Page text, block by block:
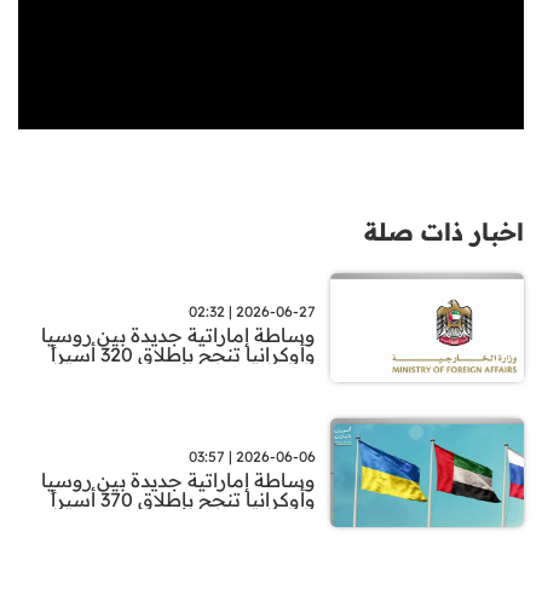
اخبار ذات صلة
2026-06-27 | 02:32
وساطة إماراتية جديدة بين روسيا
وأوكرانيا تنجح بإطلاق 320 أسيراً
2026-06-06 | 03:57
وساطة إماراتية جديدة بين روسيا
وأوكرانيا تنجح بإطلاق 370 أسيراً